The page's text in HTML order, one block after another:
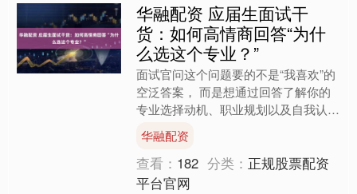
华融配资 应届生面试干
货：如何高情商回答“为什
么选这个专业？”
面试官问这个问题要的不是“我喜欢”的
空泛答案， 而是想通过回答了解你的
专业选择动机、职业规划以及自我认知
能力。 如何回答才能既真实又加分
呢？ 图片来源：AI生成....
华融配资
查看： 182 分类： 正规股票配资
平台官网